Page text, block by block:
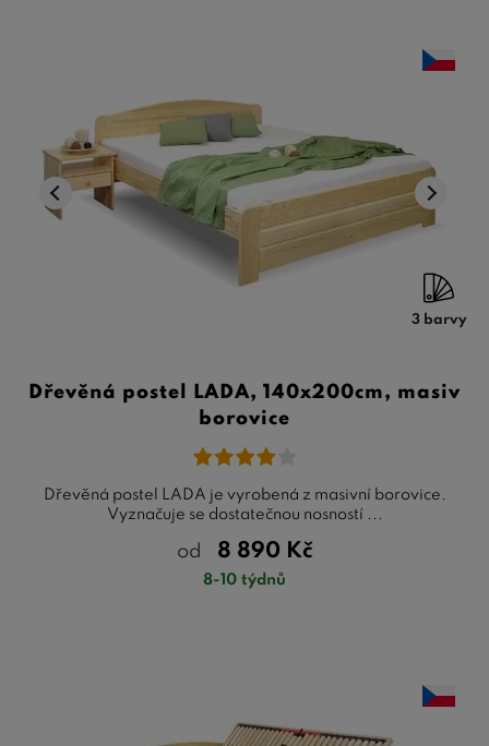
3 barvy
Dřevěná postel LADA, 140x200cm, masiv
borovice
Dřevěná postel LADA je vyrobená z masivní borovice.
Vyznačuje se dostatečnou nosností ...
od 8 890 Kč
8-10 týdnů